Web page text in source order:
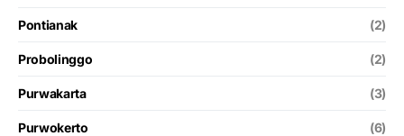
Pontianak (2)
Probolinggo (2)
Purwakarta (3)
Purwokerto (6)